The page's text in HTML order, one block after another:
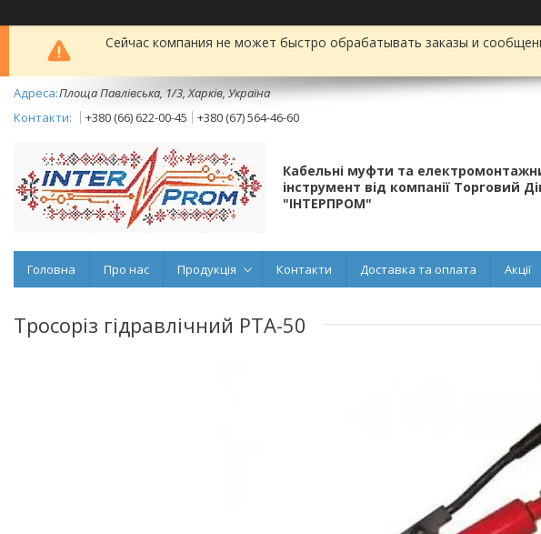
Сейчас компания не может быстро обрабатывать заказы и
Площа Павлівська, 1/3, Харків, Україна
+380 (66) 622-00-45
+380 (67) 564-46-60
Кабельні муфти та
інструмент від компанії Торговий
"ІНТЕРПРОМ"
Головна Про нас Продукція Контакти Доставка та оплата Акції
Тросоріз гідравлічний РТА-50